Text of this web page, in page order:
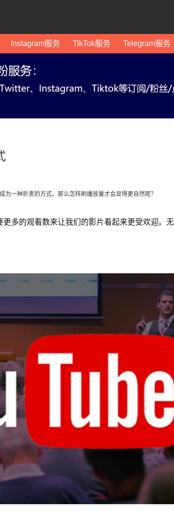
Instagram服务 TikTok服务 Telegram服务
一种折衷的方式。那么怎样刷播放量才会显得更自然呢？
多的观看数来让我们的影片看起来更受欢迎。